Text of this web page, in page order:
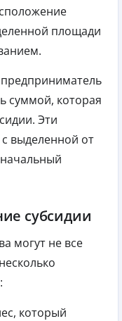
площади
предприниматель
суммой, которая
Эти
выделенной от
субсидии
могут не все
который